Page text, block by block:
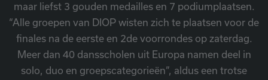
maar liefst 3 gouden medailles en 7 podiumplaatsen.
“Alle groepen van DIOP wisten zich te plaatsen voor de
finales na de eerste en 2de voorrondes op zaterdag.
Meer dan 40 dansscholen uit Europa namen deel in
solo, duo en groepscategorieën”, aldus een trotse